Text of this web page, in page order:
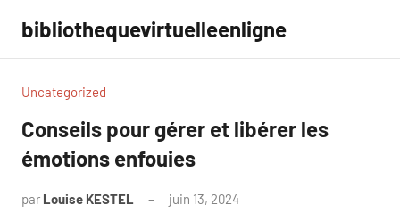
contenu
bibliothequevirtuelleenligne
Uncategorized
Conseils pour gérer et libérer les
émotions enfouies
par Louise KESTEL juin 13, 2024